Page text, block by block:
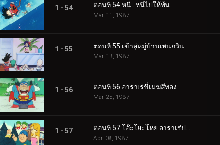
1 - 54 ตอนที่ 54 หนี…หนีไปให้พ้น
Mar. 11, 1987
1 - 55 ตอนที่ 55 เข้าสู่หมู่บ้านเพนกวิน
Mar. 18, 1987
1 - 56 ตอนที่ 56 อาราเร่ขี่เมฆสีทอง
Mar. 25, 1987
1 - 57
Apr. 08, 1987